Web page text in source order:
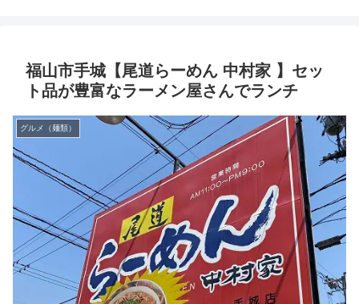
福山市手城【尾道らーめん 中村家 】セッ
ト品が豊富なラーメン屋さんでランチ
グルメ（麺類）